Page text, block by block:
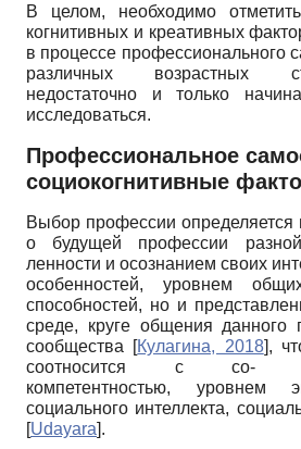
В целом, необходимо
когнитивных и креативных
в процессе профессионального
различных возрастных
недостаточно и только
исследоваться.
Профессиональное
социокогнитивные
Выбор профессии определяется
о будущей профессии
ленности и осознанием своих
особенностей, уровнем
способностей, но и
среде, круге общения данного
сообщества [Кулагина, 2018],
соотносится с со-
компетентностью, уровнем
социального интеллекта,
[Udayara].